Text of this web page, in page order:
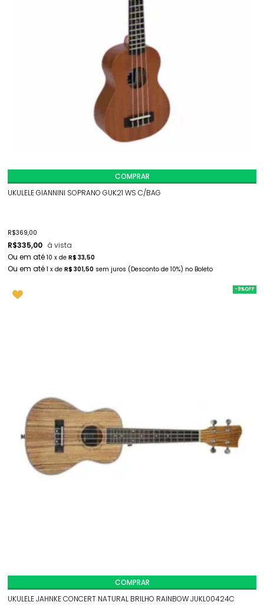
UKULELE GIANNINI SOPRANO GUK21 WS C/BAG
R$369,00
R$335,00 à vista
10 x de R$ 33,50
1 x de R$ 301,50 sem juros (Desconto de 10%) no Boleto
COMPRAR
-9%
UKULELE JAHNKE CONCERT NATURAL BRILHO RAINBOW JUKL00424C
COMPRAR